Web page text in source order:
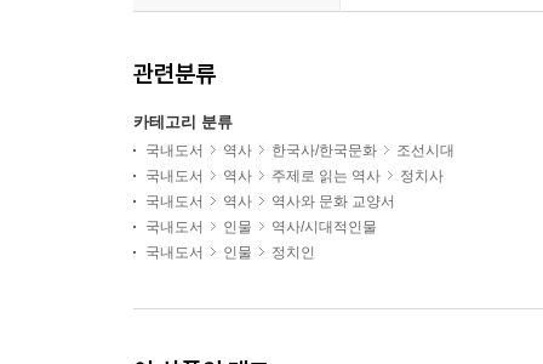
관련분류
카테고리 분류
국내도서 역사 한국사/한국문화
조선시대
국내도서
역사 주제로 읽는 역사
정치사
국내도서
역사
역사와 문화 교양서
국내도서
인물
역사/시대적인물
국내도서
인물 정치인